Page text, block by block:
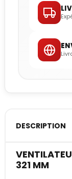
DESCRIPTION
321 MM